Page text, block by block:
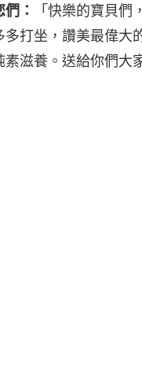
：
「快樂的寶貝
打坐，讚美最偉
滋養。送給你們大